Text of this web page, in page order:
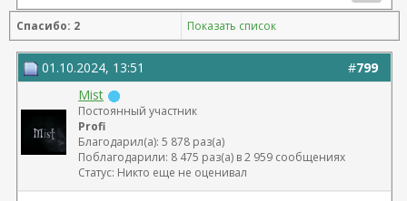
Спасибо: 2 Показать список
#799
01.10.2024, 13:51
Mist
Постоянный участник
Profi
Благодарил(а): 5 878 раз(а)
Поблагодарили: 8 475 раз(а) в 2 959 сообщениях
Статус: Никто еще не оценивал